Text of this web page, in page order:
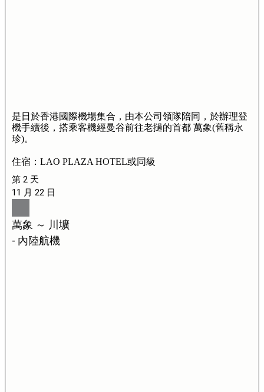
是日於香港國際機場集合，由本公司領隊陪同，於辦理登
機手續後，搭乘客機經曼谷前往老撾的首都 萬象(舊稱永
珍)。
住宿：LAO PLAZA HOTEL或同級
第 2 天
11 月 22 日
萬象 ～ 川壙
- 內陸航機